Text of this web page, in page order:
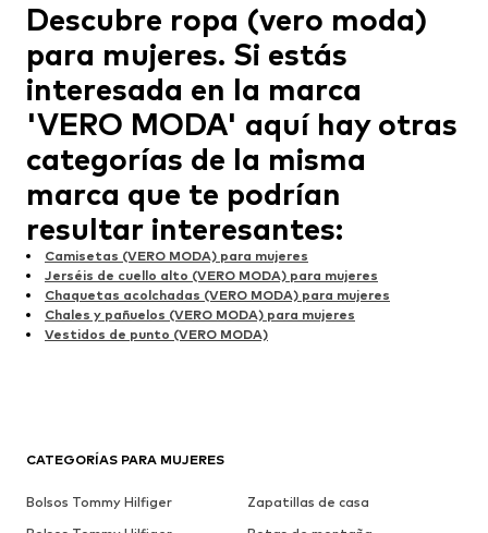
CATEGORÍAS PARA MUJERES
Bolsos Tommy Hilfiger
Zapatillas de casa
Descubre ropa (vero moda)
para mujeres. Si estás
interesada en la marca
'VERO MODA' aquí hay otras
categorías de la misma
marca que te podrían
resultar interesantes:
Camisetas (VERO MODA) para mujeres
Jerséis de cuello alto (VERO MODA) para mujeres
Chaquetas acolchadas (VERO MODA) para mujeres
Chales y pañuelos (VERO MODA) para mujeres
Vestidos de punto (VERO MODA)